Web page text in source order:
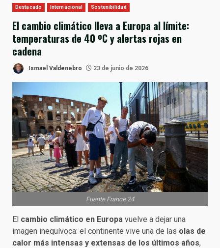
Destacado Internacional Sostenibilidad
El cambio climático lleva a Europa al límite:
temperaturas de 40 ºC y alertas rojas en
cadena
Ismael Valdenebro 23 de junio de 2026
Fuente France 24
El cambio climático en Europa vuelve a dejar una
imagen inequívoca: el continente vive una de las olas de
calor más intensas y extensas de los últimos años,